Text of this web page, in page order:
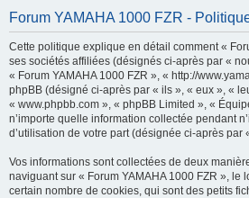
Forum YAMAHA 1000 FZR -
Cette politique explique en détail comment «
ses sociétés affiliées (désignés ci-après par «
« Forum YAMAHA 1000 FZR », « http://
phpBB (désigné ci-après par « ils », « eux », «
« www.phpbb.com », « phpBB Limited », «
n’importe quelle information collectée pendant
d’utilisation de votre part (désignée ci-après par
Vos informations sont collectées de deux
naviguant sur « Forum YAMAHA 1000 FZR », le
certain nombre de cookies, qui sont des petits